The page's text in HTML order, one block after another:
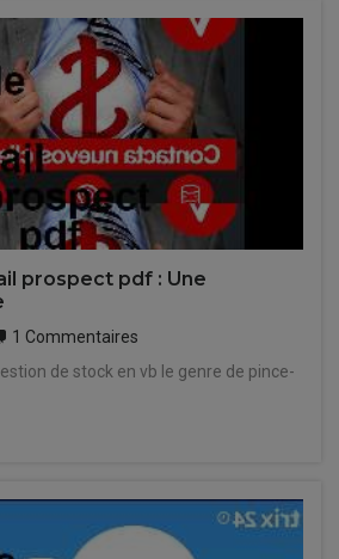
prospect pdf : Une
1 Commentaires
de stock en vb le genre de pince-